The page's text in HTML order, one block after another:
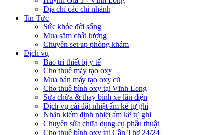
Địa chỉ các chi nhánh
Tin Tức
Sức khỏe đời sống
Mua sắm chất lượng
Chuyên set up phòng khám
Dịch vụ
Bảo trì thiết bị y tế
Cho thuê máy tạo oxy
Mua bán máy tạo oxy cũ
Cho thuê bình oxy tại Vĩnh Long
Sửa chữa & thay bình xe lăn điện
Dịch vụ cài đặt nhiệt ẩm kế tự ghi
Nhận kiểm định nhiệt ẩm kế tự ghi
Chuyên sửa chữa dụng cụ phẫu thuật
Cho thuê bình oxy tại Cần Thơ 24/24